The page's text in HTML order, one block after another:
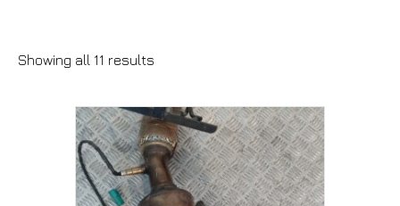
Showing all 11 results